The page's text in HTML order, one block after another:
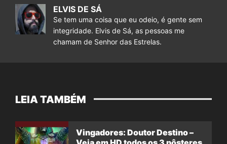
ELVIS DE SÁ
Se tem uma coisa que eu odeio, é gente sem
integridade. Elvis de Sá, as pessoas me
chamam de Senhor das Estrelas.
LEIA TAMBÉM
Vingadores: Doutor Destino –